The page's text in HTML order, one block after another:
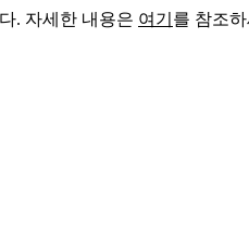
. 자세한 내용은 여기 를 참조